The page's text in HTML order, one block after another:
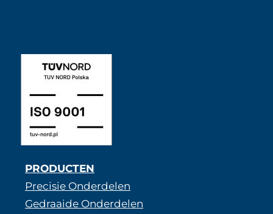
PRODUCTEN
Precisie Onderdelen
Gedraaide Onderdelen